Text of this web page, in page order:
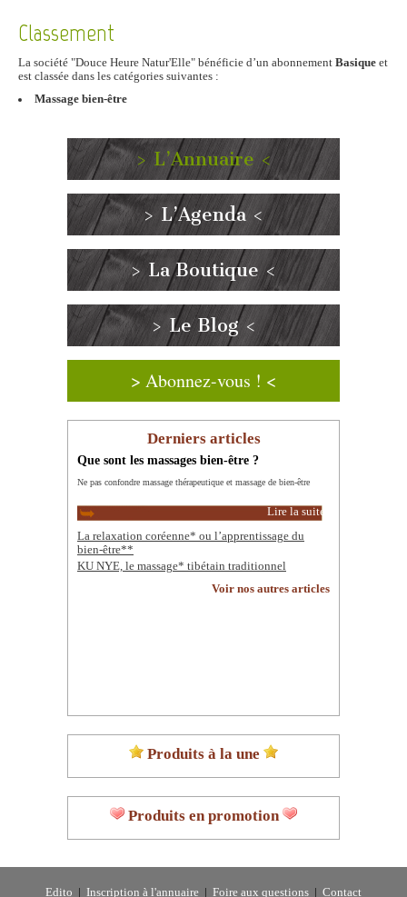
Classement
La société "Douce Heure Natur'Elle" bénéficie d’un abonnement Basique et
est classée dans les catégories suivantes :
Massage bien-être
> L’Annuaire <
> L’Agenda <
> La Boutique <
> Le Blog <
> Abonnez-vous ! <
Derniers articles
Que sont les massages bien-être ?
Ne pas confondre massage thérapeutique et massage de bien-être
Lire la suite
La relaxation coréenne* ou l’apprentissage du
bien-être**
KU NYE, le massage* tibétain traditionnel
Voir nos autres articles
Produits à la une
Produits en promotion
Edito Inscription à l'annuaire Foire aux questions Contact